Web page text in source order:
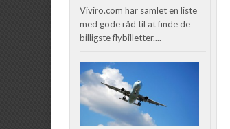
Viviro.com har samlet en liste
med gode råd til at finde de
billigste flybilletter....